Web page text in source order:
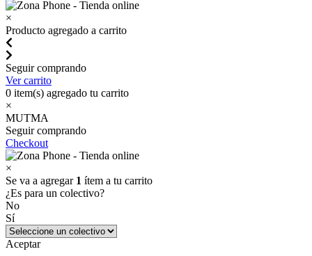
×
Producto agregado a carrito
Seguir comprando
Ver carrito
0 item(s) agregado tu carrito
×
MUTMA
Seguir comprando
Checkout
×
Se va a agregar 1 ítem a tu carrito
¿Es para un colectivo?
No
Sí
Aceptar